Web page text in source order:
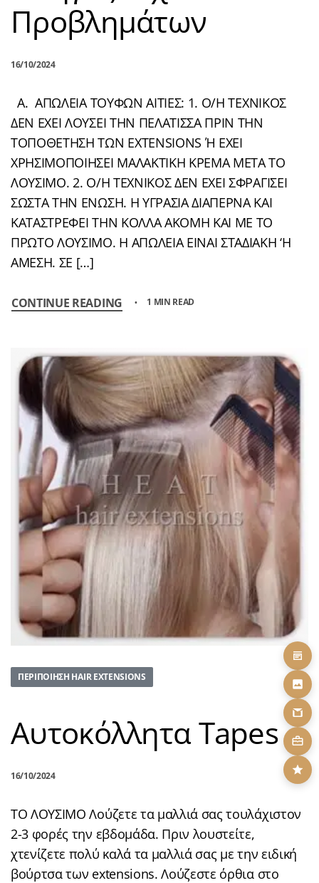
Προβλημάτων
16/10/2024
A. ΑΠΩΛΕΙΑ ΤΟΥΦΩΝ ΑΙΤΙΕΣ: 1. Ο/Η ΤΕΧΝΙΚΟΣ
ΔΕΝ ΕΧΕΙ ΛΟΥΣΕΙ ΤΗΝ ΠΕΛΑΤΙΣΣΑ ΠΡΙΝ ΤΗΝ
ΤΟΠΟΘΕΤΗΣΗ ΤΩΝ EXTENSIONS Ή ΕΧΕΙ
ΧΡΗΣΙΜΟΠΟΙΗΣΕΙ ΜΑΛΑΚΤΙΚΗ ΚΡΕΜΑ ΜΕΤΑ ΤΟ
ΛΟΥΣΙΜΟ. 2. Ο/Η ΤΕΧΝΙΚΟΣ ΔΕΝ ΕΧΕΙ ΣΦΡΑΓΙΣΕΙ
ΣΩΣΤΑ ΤΗΝ ΕΝΩΣΗ. Η ΥΓΡΑΣΙΑ ΔΙΑΠΕΡΝΑ ΚΑΙ
ΚΑΤΑΣΤΡΕΦΕΙ ΤΗΝ ΚΟΛΛΑ ΑΚΟΜΗ ΚΑΙ ΜΕ ΤΟ
ΠΡΩΤΟ ΛΟΥΣΙΜΟ. Η ΑΠΩΛΕΙΑ ΕΙΝΑΙ ΣΤΑΔΙΑΚΗ ‘Η
ΑΜΕΣΗ. ΣΕ […]
CONTINUE READING 1 MIN READ
ΠΕΡΙΠΟΊΗΣΗ HAIR EXTENSIONS
Αυτοκόλλητα Tapes
16/10/2024
ΤΟ ΛΟΥΣΙΜΟ Λούζετε τα μαλλιά σας τουλάχιστον
2-3 φορές την εβδομάδα. Πριν λουστείτε,
χτενίζετε πολύ καλά τα μαλλιά σας με την ειδική
βούρτσα των extensions. Λούζεστε όρθια στο